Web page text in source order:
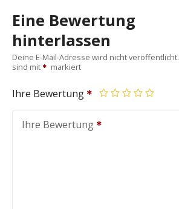
Eine Bewertung
hinterlassen
Deine E-Mail-Adresse wird nicht veröffentlicht.
sind mit
markiert
Ihre Bewertung
Ihre Bewertung